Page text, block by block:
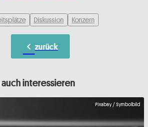
Diskussion Konzern
chevron_left zurück
auch interessieren
Pixabay / Symbolbild